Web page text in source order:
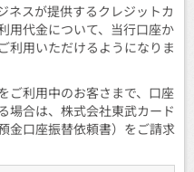
ネスが提供するクレジットカ
用代金について、当行口座か
利用いただけるようになりま
ご利用中のお客さまで、口座
場合は、株式会社東武カード
金口座振替依頼書）をご請求